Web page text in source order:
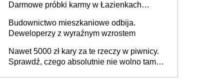
Darmowe próbki karmy w Łazienkach
edukacyjna]
Budownictwo mieszkaniowe odbija.
Deweloperzy z wyraźnym wzrostem
Nawet 5000 zł kary za te rzeczy w piwnicy.
Sprawdź, czego absolutnie nie wolno tam